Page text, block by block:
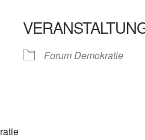
Forum Demokratie